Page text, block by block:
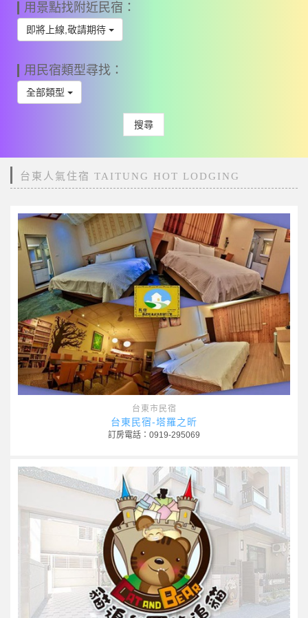
用景點找附近民宿：
即將上線,敬請期待
用民宿類型尋找：
全部類型
搜尋
台東人氣住宿 TAITUNG HOT LODGING
台東市民宿
台東民宿-塔羅之昕
訂房電話：0919-295069